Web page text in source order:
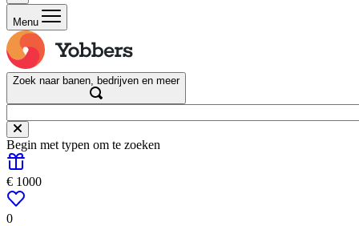
Menu
Zoek naar banen, bedrijven en meer
Begin met typen om te zoeken
€ 1000
0